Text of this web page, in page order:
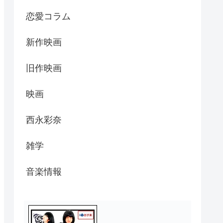
恋愛コラム
新作映画
旧作映画
映画
西永彩奈
雑学
音楽情報